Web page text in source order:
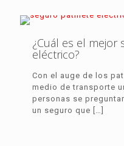
¿Cuál es el mejor
eléctrico?
Con el auge de los
medio de transporte
personas se
un seguro que […]